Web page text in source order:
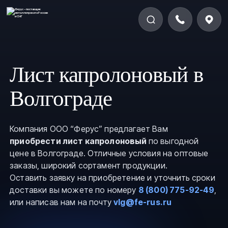
Лист капролоновый в
Волгограде
Компания ООО “Ферус” предлагает Вам
приобрести лист капролоновый по выгодной
цене в Волгограде. Отличные условия на оптовые
заказы, широкий сортамент продукции.
Оставить заявку на приобретение и уточнить сроки
доставки вы можете по номеру 8 (800) 775-92-49,
или написав нам на почтуvlg@fe-rus.ru